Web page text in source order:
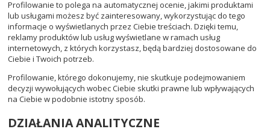
Profilowanie to polega na automatycznej ocenie, jakimi produktami
lub usługami możesz być zainteresowany, wykorzystując do tego
informacje o wyświetlanych przez Ciebie treściach. Dzięki temu,
reklamy produktów lub usług wyświetlane w ramach usług
internetowych, z których korzystasz, będą bardziej dostosowane do
Ciebie i Twoich potrzeb.
Profilowanie, którego dokonujemy, nie skutkuje podejmowaniem
decyzji wywołujących wobec Ciebie skutki prawne lub wpływających
na Ciebie w podobnie istotny sposób.
DZIAŁANIA ANALITYCZNE